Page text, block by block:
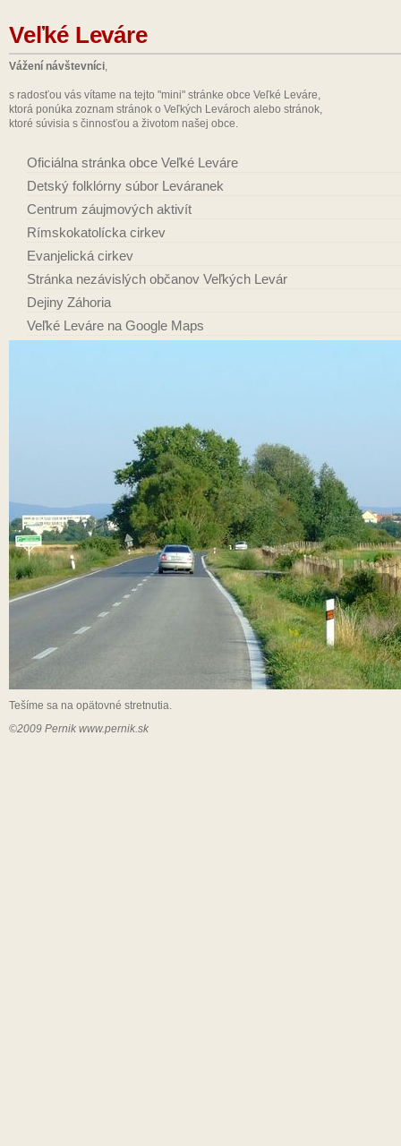
Veľké Leváre
Vážení návštevníci,
s radosťou vás vítame na tejto "mini" stránke obce Veľké Leváre,
ktorá ponúka zoznam stránok o Veľkých Levároch alebo stránok,
ktoré súvisia s činnosťou a životom našej obce.
Oficiálna stránka obce Veľké Leváre
Detský folklórny súbor Leváranek
Centrum záujmových aktivít
Rímskokatolícka cirkev
Evanjelická cirkev
Stránka nezávislých občanov Veľkých Levár
Dejiny Záhoria
Veľké Leváre na Google Maps
Tešíme sa na opätovné stretnutia.
©2009 Pernik www.pernik.sk